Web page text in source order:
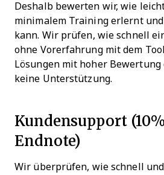
Deshalb bewerten wir, wie
minimalem Training erlernt
kann. Wir prüfen, wie schnell
ohne Vorerfahrung mit dem
Lösungen mit hoher
keine Unterstützung.
Kundensupport
Endnote)
Wir überprüfen, wie schnell